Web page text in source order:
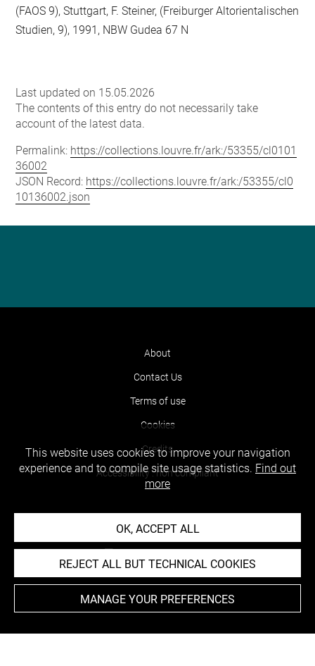
(FAOS 9), Stuttgart, F. Steiner, (Freiburger Altorientalischen
Studien, 9), 1991, NBW Gudea 67 N
Last updated on 15.05.2026
The contents of this entry do not necessarily take
account of the latest data.
Permalink: https://collections.louvre.fr/ark:/53355/cl0101
36002
JSON Record: https://collections.louvre.fr/ark:/53355/cl0
10136002.json
About
Contact Us
Terms of use
Cookies
Credits
Accessibility : non compliant
This website uses cookies to improve your navigation
experience and to compile site usage statistics. Find out
more
OK, ACCEPT ALL
REJECT ALL BUT TECHNICAL COOKIES
MANAGE YOUR PREFERENCES